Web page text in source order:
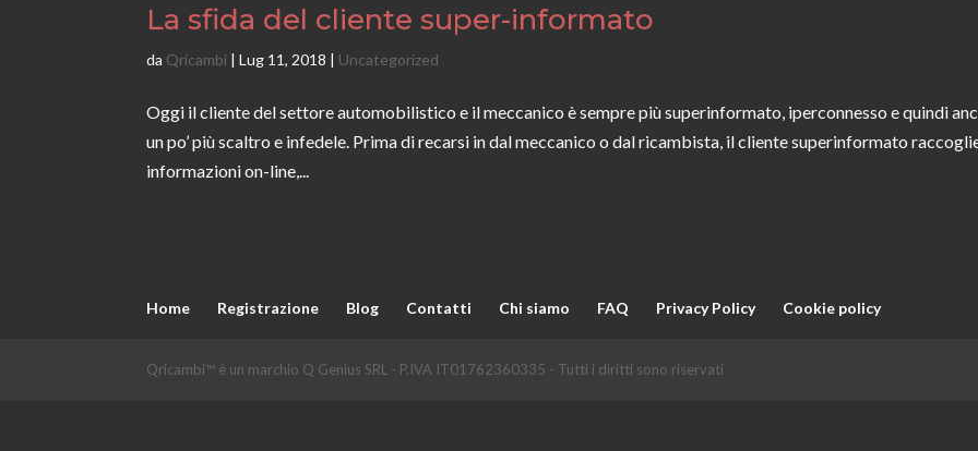
La sfida del cliente super-informato
da Qricambi |Lug 11, 2018 | Uncategorized
Oggi il cliente del settore automobilistico e il meccanico è sempre più superinformato, iperconnesso e quindi
un po’ più scaltro e infedele. Prima di recarsi in dal meccanico o dal ricambista, il cliente superinformato
informazioni on-line,...
Home Registrazione Blog Contatti Chi siamo FAQ Privacy Policy Cookie policy
Qricambi™ è un marchio Q Genius SRL - P.IVA IT01762360335 - Tutti i diritti sono riservati